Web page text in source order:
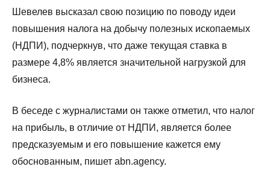
Шевелев высказал свою позицию по поводу идеи
повышения налога на добычу полезных ископаемых
(НДПИ), подчеркнув, что даже текущая ставка в
размере 4,8% является значительной нагрузкой для
бизнеса.
В беседе с журналистами он также отметил, что налог
на прибыль, в отличие от НДПИ, является более
предсказуемым и его повышение кажется ему
обоснованным, пишет abn.agency.